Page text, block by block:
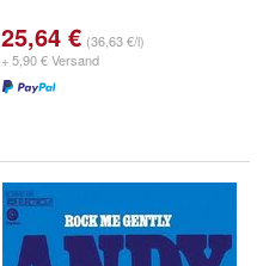
25,64 € (36,63 €/l)
+ 5,90 € Versand